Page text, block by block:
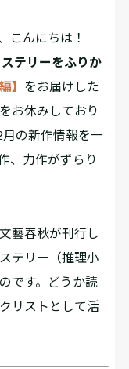
こんにちは！
テリーをふりか
】 をお届けした
お休みしており
の新作情報を一
、力作がずらり
藝春秋が刊行し
テリー（推理小
です。どうか読
リストとして活